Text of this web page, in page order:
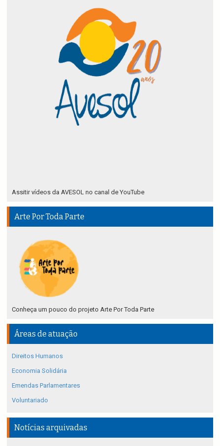
Assitir vídeos da AVESOL no canal de YouTube
Arte Por Toda Parte
Conheça um pouco do projeto Arte Por Toda Parte
Áreas de atuação
Direitos Humanos
Economia Solidária
Emendas Parlamentares
Voluntariado
Notícias arquivadas